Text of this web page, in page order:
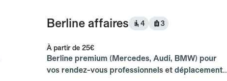
Berline affaires 4 3
À partir de 25€
Berline premium (Mercedes, Audi, BMW) pour
vos rendez-vous professionnels et déplacements